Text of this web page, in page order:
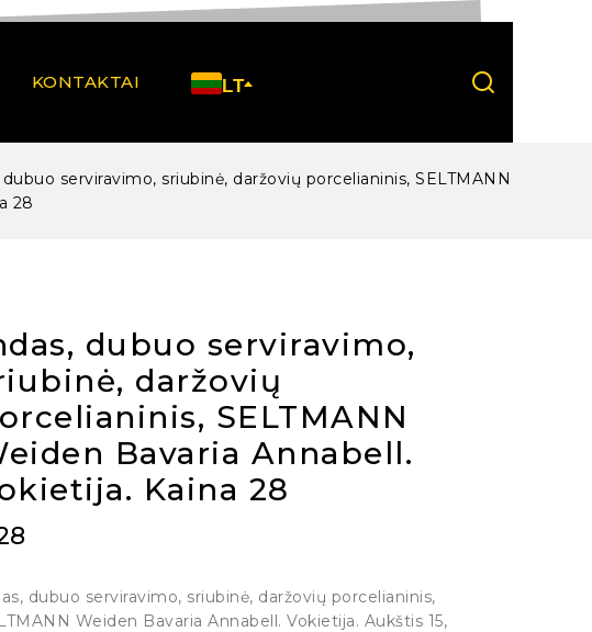
KONTAKTAI LT
dubuo serviravimo, sriubinė, daržovių porcelianinis, SELTMANN
28
dubuo serviravimo,
daržovių
SELTMANN
Bavaria Annabell.
Kaina 28
dubuo serviravimo, sriubinė, daržovių porcelianinis,
Weiden Bavaria Annabell. Vokietija. Aukštis 15,